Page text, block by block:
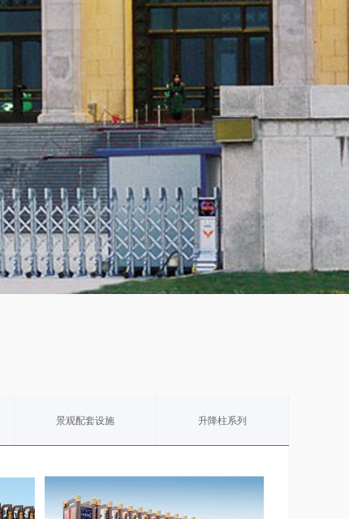
景观配套设施 升降柱系列